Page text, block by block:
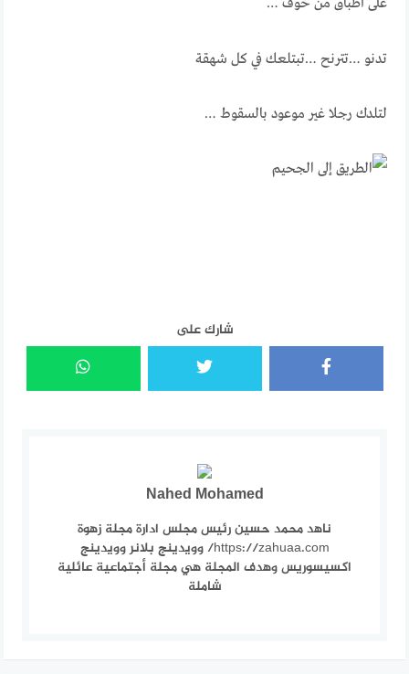
على أطباق من خوف …
تدنو …تترنح …تبتلعك في كل شهقة
لتلدك رجلا غير موعود بالسقوط …
شارك على
Nahed Mohamed
ناهد محمد حسين رئيس مجلس ادارة مجلة زهوة
https://zahuaa.com/ وويدينج بلانر وويدينج
اكسيسوريس وهدف المجلة هي مجلة أجتماعية عائلية
شاملة